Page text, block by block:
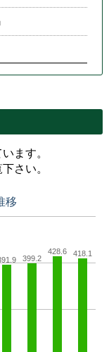
ます。
さい。
移
399.2
428.6 418.1